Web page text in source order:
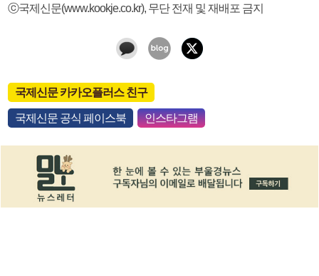
ⓒ국제신문(www.kookje.co.kr), 무단 전재 및 재배포 금지
국제신문 카카오플러스 친구
국제신문 공식 페이스북 인스타그램